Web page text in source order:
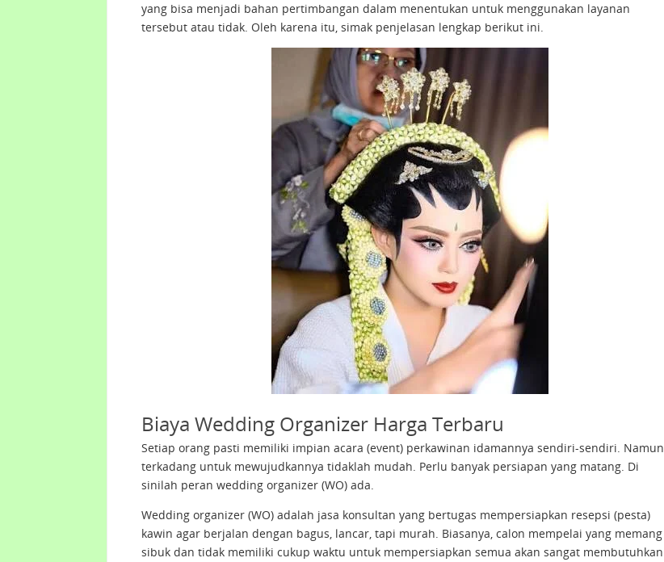
yang bisa menjadi bahan pertimbangan dalam menentukan untuk menggunakan layanan
tersebut atau tidak. Oleh karena itu, simak penjelasan lengkap berikut ini.
Biaya Wedding Organizer Harga Terbaru
Setiap orang pasti memiliki impian acara (event) perkawinan idamannya sendiri-sendiri. Namun
terkadang untuk mewujudkannya tidaklah mudah. Perlu banyak persiapan yang matang. Di
sinilah peran wedding organizer (WO) ada.
Wedding organizer (WO) adalah jasa konsultan yang bertugas mempersiapkan resepsi (pesta)
kawin agar berjalan dengan bagus, lancar, tapi murah. Biasanya, calon mempelai yang memang
sibuk dan tidak memiliki cukup waktu untuk mempersiapkan semua akan sangat membutuhkan